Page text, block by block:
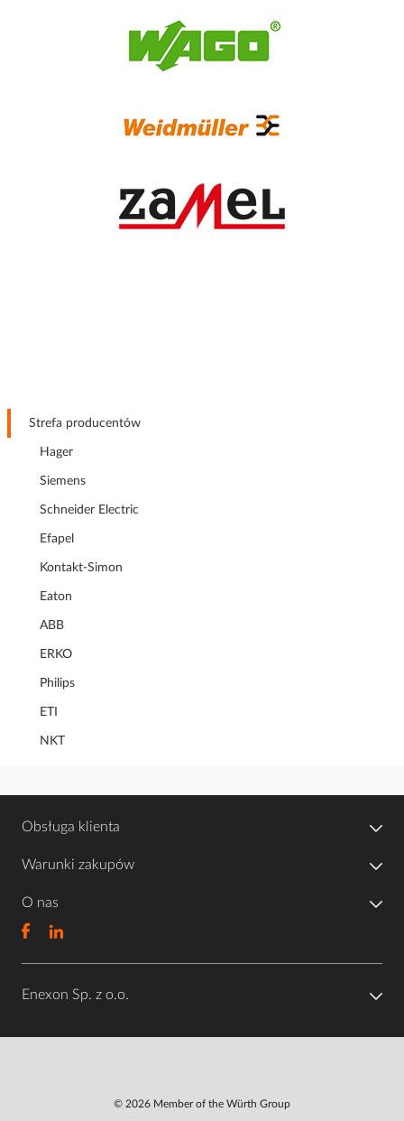
Strefa producentów
Hager
Siemens
Schneider Electric
Efapel
Kontakt-Simon
Eaton
ABB
ERKO
Philips
ETI
NKT
Obsługa klienta
Warunki zakupów
O nas
Enexon Sp. z o.o.
© 2026 Member of the Würth Group